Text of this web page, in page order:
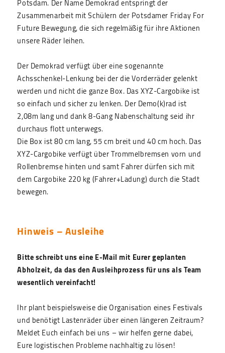
Zusammenarbeit mit Schülern der Potsdamer Friday For
Future Bewegung, die sich regelmäßig für ihre Aktionen
unsere Räder leihen.
Der Demokrad verfügt über eine sogenannte
Achsschenkel-Lenkung bei der die Vorderräder gelenkt
werden und nicht die ganze Box. Das XYZ-Cargobike ist
so einfach und sicher zu lenken. Der Demo(k)rad ist
2,08m lang und dank 8-Gang Nabenschaltung seid ihr
durchaus flott unterwegs.
Die Box ist 80 cm lang, 55 cm breit und 40 cm hoch. Das
XYZ-Cargobike verfügt über Trommelbremsen vorn und
Rollenbremse hinten und samt Fahrer dürfen sich mit
dem Cargobike 220 kg (Fahrer+Ladung) durch die Stadt
bewegen.
Hinweis – Ausleihe
Bitte schreibt uns eine E-Mail mit Eurer geplanten
Abholzeit, da das den Ausleihprozess für uns als Team
wesentlich vereinfacht!
Ihr plant beispielsweise die Organisation eines Festivals
und benötigt Lastenräder über einen längeren Zeitraum?
Meldet Euch einfach bei uns – wir helfen gerne dabei,
Eure logistischen Probleme nachhaltig zu lösen!